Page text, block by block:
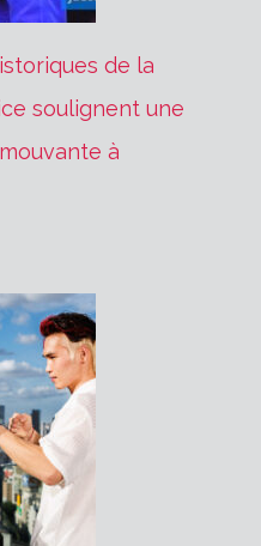
de la
soulignent une
à